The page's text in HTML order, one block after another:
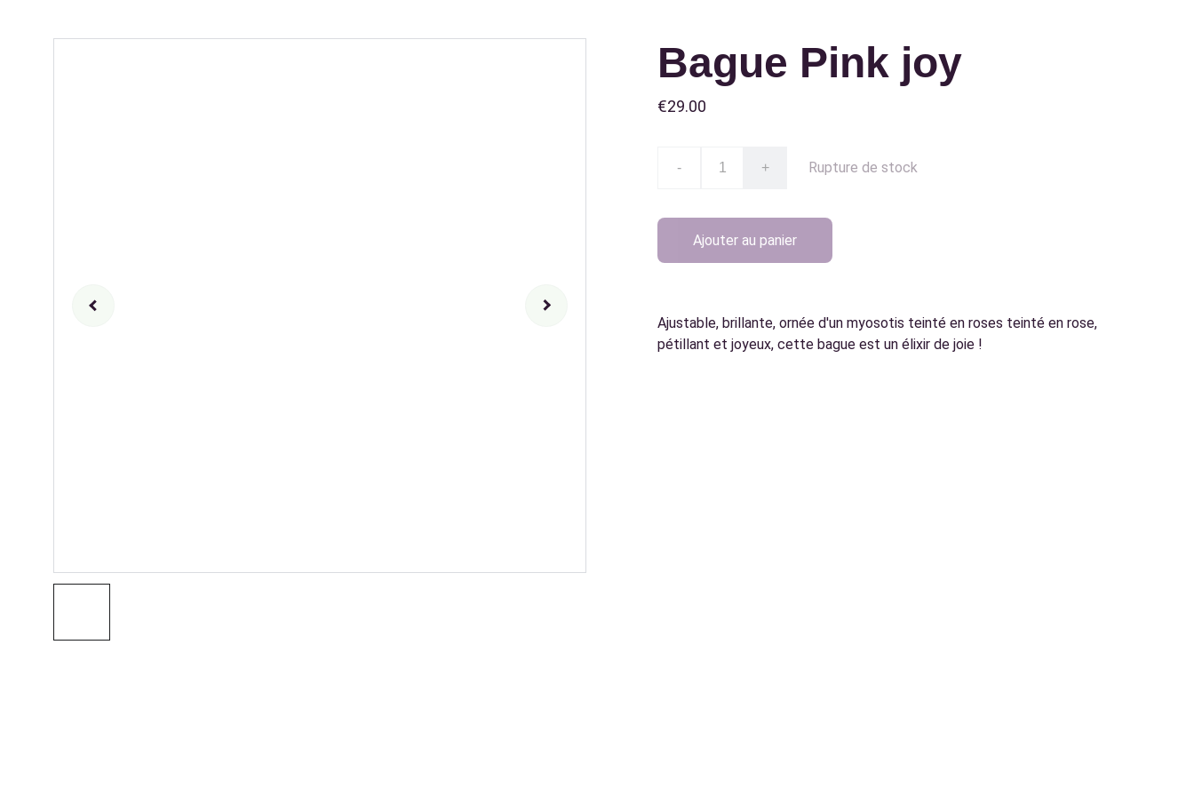
Bague Pink joy
€29.00
- + Rupture de stock
Ajouter au panier
Ajustable, brillante, ornée d'un myosotis teinté en roses teinté en rose,
pétillant et joyeux, cette bague est un élixir de joie !